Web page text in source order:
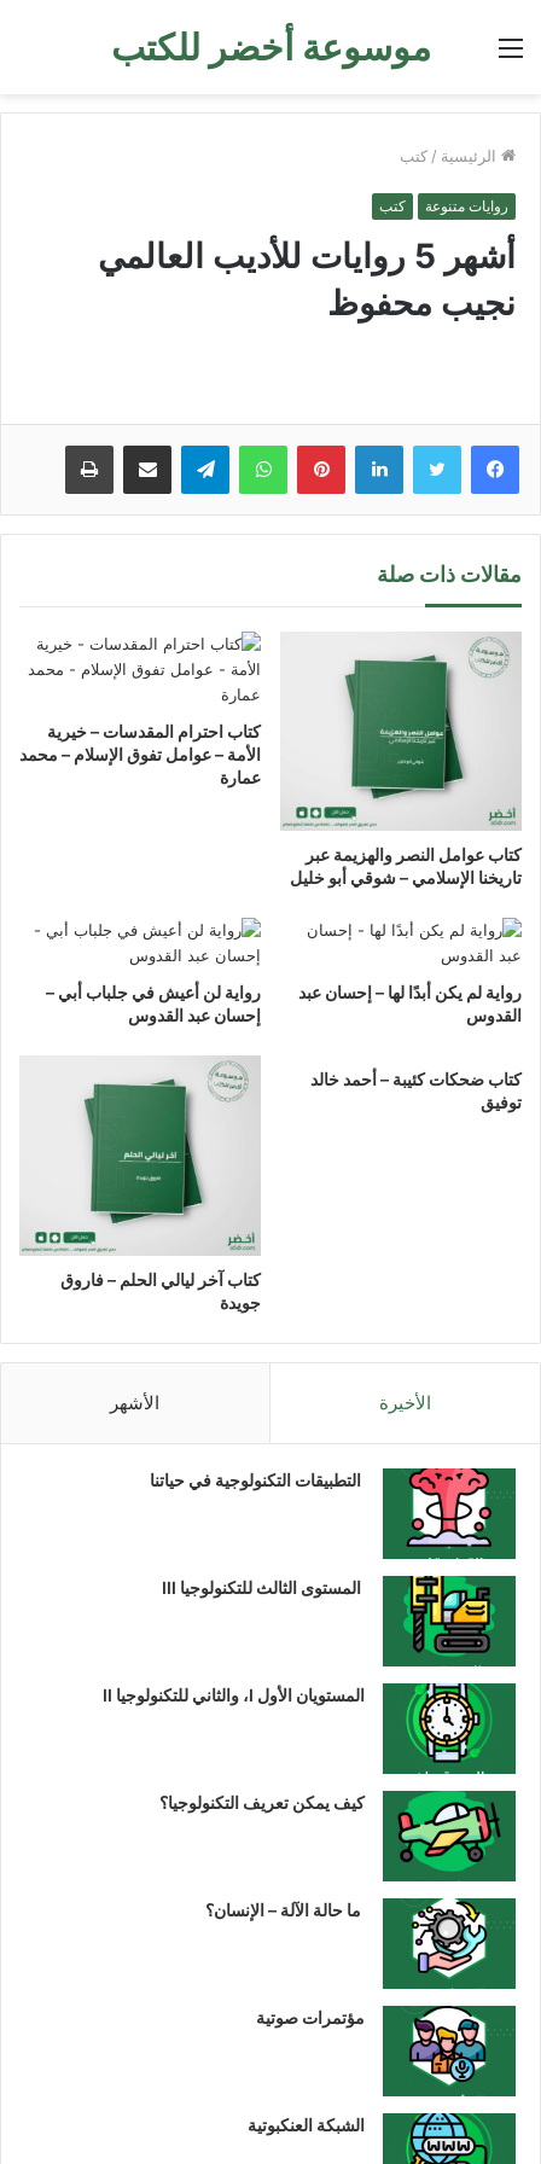
موسوعة أخضر للكتب القائمة
الرئيسية / كتب
روايات متنوعة كتب
أشهر 5 روايات للأديب العالمي
نجيب محفوظ
لينكدإن بينتيريستواتساب تيلقرام مشاركة عبر البريد طباعة
مقالات ذات صلة
كتاب عوامل النصر والهزيمة عبر
تاريخنا الإسلامي – شوقي أبو خليل
كتاب احترام المقدسات – خيرية
الأمة – عوامل تفوق الإسلام – محمد
عمارة
رواية لم يكن أبدًا لها – إحسان عبد
القدوس
رواية لن أعيش في جلباب أبي –
إحسان عبد القدوس
كتاب ضحكات كئيبة – أحمد خالد
توفيق
كتاب آخر ليالي الحلم – فاروق
جويدة
الأخيرة الأشهر
التطبيقات التكنولوجية في حياتنا
المستوى الثالث للتكنولوجيا III
المستويان الأول I، والثاني للتكنولوجيا II
كيف يمكن تعريف التكنولوجيا؟
ما حالة الآلة – الإنسان؟
مؤتمرات صوتية
الشبكة العنكبوتية